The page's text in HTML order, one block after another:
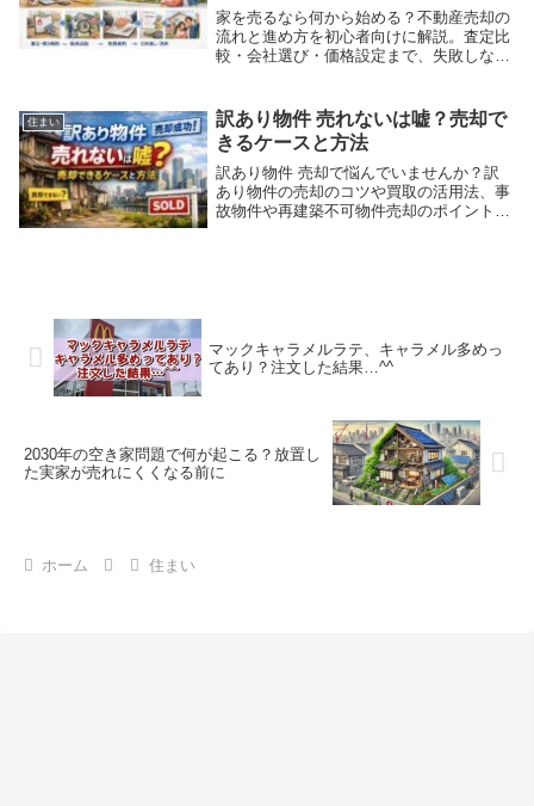
家を売るなら何から始める？不動産売却の
流れと進め方を初心者向けに解説。査定比
較・会社選び・価格設定まで、失敗しない
住まい
訳あり物件 売れないは嘘？売却で
きるケースと方法
訳あり物件 売却で悩んでいませんか？訳
あり物件の売却のコツや買取の活用法、事
故物件や再建築不可物件売却のポイントも
マックキャラメルラテ、キャラメル多めっ
てあり？注文した結果…^^
2030年の空き家問題で何が起こる？放置し
た実家が売れにくくなる前に
ホーム 住まい